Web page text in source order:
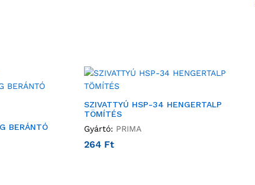
BERÁNTÓ
SZIVATTYÚ HSP-34 HENGERTALP
TÖMÍTÉS
Gyártó: PRIMA
264 Ft